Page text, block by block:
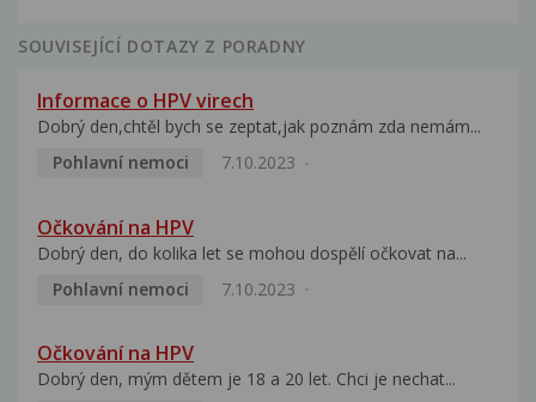
SOUVISEJÍCÍ DOTAZY Z PORADNY
Informace o HPV virech
Dobrý den,chtěl bych se zeptat,jak poznám zda nemám...
Pohlavní nemoci
7.10.2023
Očkování na HPV
Dobrý den, do kolika let se mohou dospělí očkovat na...
Pohlavní nemoci
7.10.2023
Očkování na HPV
Dobrý den, mým dětem je 18 a 20 let. Chci je nechat...